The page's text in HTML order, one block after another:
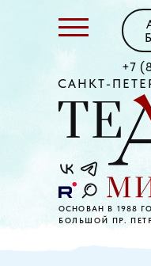
САНКТ-
ОСНОВАН В 1988
+7
БОЛЬШОЙ ПР.